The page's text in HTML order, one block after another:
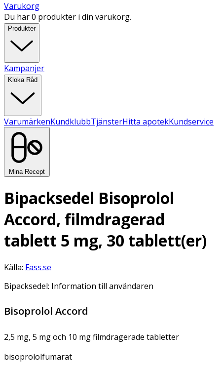
Varukorg
Du har 0 produkter i din varukorg.
Produkter
Kampanjer
Kloka Råd
VarumärkenKundklubbTjänsterHitta apotekKundservice
Mina Recept
Bipacksedel Bisoprolol
Accord, filmdragerad
tablett 5 mg, 30 tablett(er)
Källa: Fass.se
Bipacksedel: Information till användaren
Bisoprolol Accord
2,5 mg, 5 mg och 10 mg filmdragerade tabletter
bisoprololfumarat